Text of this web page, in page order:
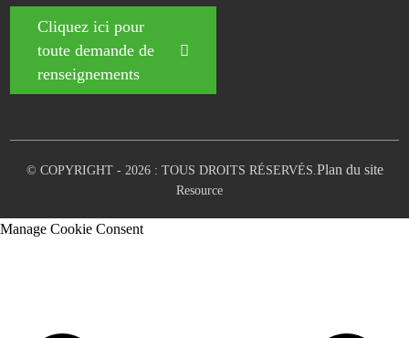
Cliquez ici pour
toute demande de
renseignements
© COPYRIGHT - 2026 : TOUS DROITS RÉSERVÉS.Plan du site
Resource
Manage Cookie Consent